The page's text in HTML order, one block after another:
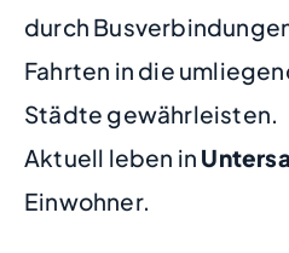
durch
Fahrten in die
Städte gewährleisten.
Aktuell leben in
Einwohner.